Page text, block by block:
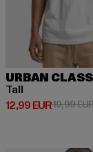
URBAN
Tall
12,99 EUR
Derzeitiger Preis:
19,99 EUR